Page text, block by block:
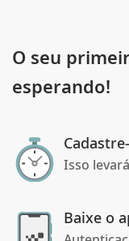
O seu
esperando!
Isso
Baixe o